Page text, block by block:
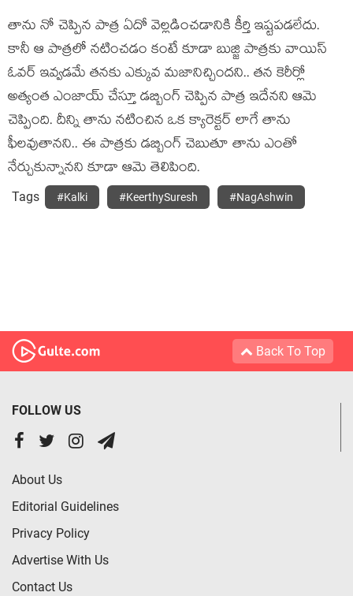
తాను నో చెప్పిన పాత్ర ఏదో వెల్లడించడానికి కీర్తి ఇష్టపడలేదు.
కానీ ఆ పాత్రలో నటించడం కంటే కూడా బుజ్జి పాత్రకు వాయిస్
ఓవర్ ఇవ్వడమే తనకు ఎక్కువ మజానిచ్చిందని.. తన కెరీర్లో
అత్యంత ఎంజాయ్ చేస్తూ డబ్బింగ్ చెప్పిన పాత్ర ఇదేనని ఆమె
చెప్పింది. దీన్ని తాను నటించిన ఒక క్యారెక్టర్ లాగే తాను
ఫీలవుతానని.. ఈ పాత్రకు డబ్బింగ్ చెబుతూ తాను ఎంతో
నేర్చుకున్నానని కూడా ఆమె తెలిపింది.
Tags #Kalki #KeerthySuresh #NagAshwin
Back To Top
FOLLOW US
About Us
Editorial Guidelines
Privacy Policy
Advertise With Us
Contact Us